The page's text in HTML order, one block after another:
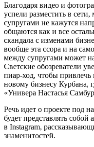
Благодаря видео и
успели разместить в
супругами не кажутся
общаются как и все
скандала с изменами
вообще эта ссора и на
между супругами может
Светские обозреватели
пиар-ход, чтобы
новому бизнесу Курбана,
«Универа Настасья
Речь идет о проекте под
будет представлять собой
в Instagram,
знаменитостей.